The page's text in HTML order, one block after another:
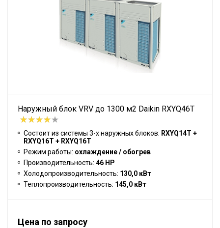
Наружный блок VRV до 1300 м2 Daikin RXYQ46T
Состоит из системы 3-х наружных блоков: RXYQ14T +
RXYQ16T + RXYQ16T
Режим работы: охлаждение / обогрев
Производительность: 46 HP
Холодопроизводительность: 130,0 кВт
Теплопроизводительность: 145,0 кВт
Цена по запросу